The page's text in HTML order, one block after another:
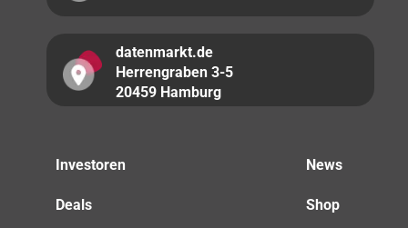
datenmarkt.de
Herrengraben 3-5
20459 Hamburg
Investoren
Deals
News
Shop